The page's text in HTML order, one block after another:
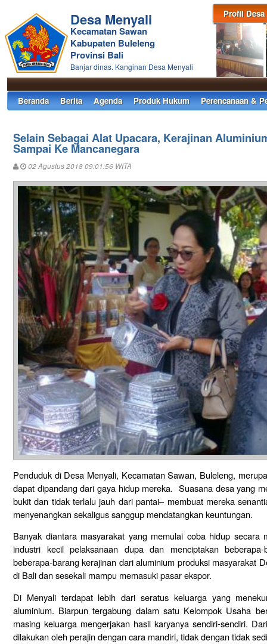
Profil Desa
Desa Menyali
Kecamatan Sawan
Kabupaten Buleleng
Provinsi Bali
Banjar dinas. Kanginan Desa Menyali
Beranda Berita Agenda Produk Hukum Perencanaan &
Selain Sebagai Alat Upacara, Kerajinan
Sampai Ke Mancanegara
02 Agustus 2018 09:01:56 WITA
Penduduk di Desa Menyali, Kecamatan Sawan, Buleleng,
dapat dipandang dari gaya hidup mereka. Suasana desa yang
bukit dan tidak terlalu jauh dari pantai– membuat mereka
menyenangkan sekaligus sanggup mendatangkan keuntungan.
Banyak diantara masyarakat yang memulai coba hidup secara
industri kecil pelaksanaan dupa dan menciptakan
beberapa-barang kerajinan dari aluminium produksi masyarakat
di Bali dan sesekali mampu memasuki pasar ekspor.
Di Menyali terdapat lebih dari seratus keluarga yang
aluminium. Biarpun tergabung dalam satu Kelompok Usaha
masing keluarga mengerjakan hasil karyanya sendiri-sendiri.
dilakukan oleh perajin dengan cara mandiri, tidak dengan tidak